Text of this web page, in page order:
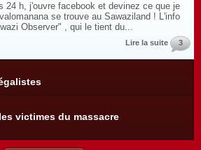
24 h, j'ouvre facebook et devinez ce que je
se trouve au Sawaziland ! L'info
Observer" , qui le tient du...
Lire la suite 3
victimes du massacre